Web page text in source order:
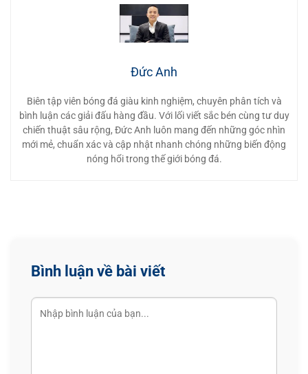
Đức Anh
Biên tập viên bóng đá giàu kinh nghiệm, chuyên phân tích và
bình luận các giải đấu hàng đầu. Với lối viết sắc bén cùng tư duy
chiến thuật sâu rộng, Đức Anh luôn mang đến những góc nhìn
mới mẻ, chuẩn xác và cập nhật nhanh chóng những biến động
nóng hổi trong thế giới bóng đá.
Bình luận về bài viết